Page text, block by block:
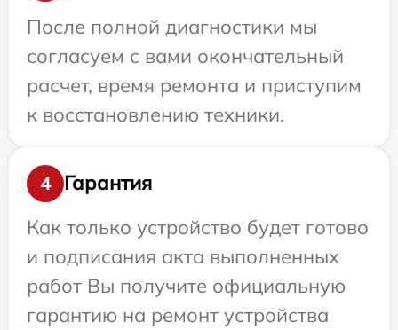
После полной диагностики мы
согласуем с вами окончательный
расчет, время ремонта и приступим
к восстановлению техники.
4
Гарантия
Как только устройство будет готово
и подписания акта выполненных
работ Вы получите официальную
гарантию на ремонт устройства